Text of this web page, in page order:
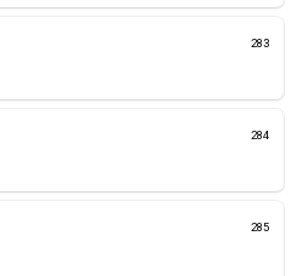
283
284
285